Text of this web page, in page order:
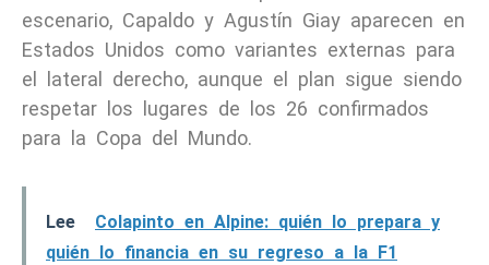
escenario, Capaldo y Agustín Giay aparecen en
Estados Unidos como variantes externas para
el lateral derecho, aunque el plan sigue siendo
respetar los lugares de los 26 confirmados
para la Copa del Mundo.
Lee
Colapinto en Alpine: quién lo prepara y
quién lo financia en su regreso a la F1